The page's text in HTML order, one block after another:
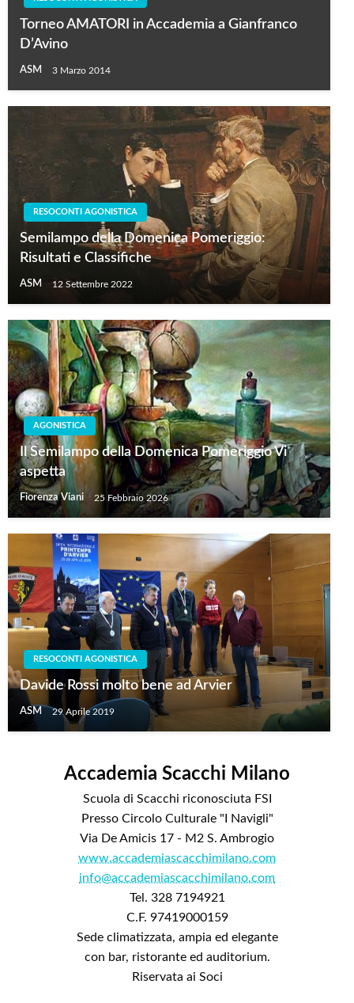
Torneo AMATORI in Accademia a Gianfranco
D’Avino
ASM 3 Marzo 2014
RESOCONTI AGONISTICA
Semilampo della Domenica Pomeriggio:
Risultati e Classifiche
ASM 12 Settembre 2022
AGONISTICA
Il Semilampo della Domenica Pomeriggio Vi
aspetta
Fiorenza Viani 25 Febbraio 2026
RESOCONTI AGONISTICA
Davide Rossi molto bene ad Arvier
ASM 29 Aprile 2019
Accademia Scacchi Milano
Scuola di Scacchi riconosciuta FSI
Presso Circolo Culturale "I Navigli"
Via De Amicis 17 - M2 S. Ambrogio
www.accademiascacchimilano.com
info@accademiascacchimilano.com
Tel. 328 7194921
C.F. 97419000159
Sede climatizzata, ampia ed elegante
con bar, ristorante ed auditorium.
Riservata ai Soci